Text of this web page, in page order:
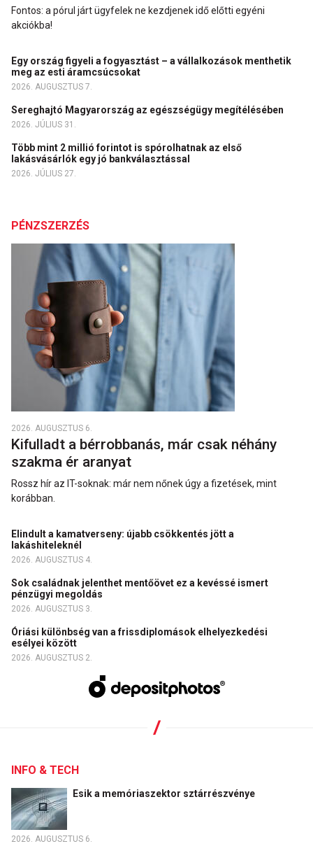
Fontos: a pórul járt ügyfelek ne kezdjenek idő előtti egyéni
akciókba!
Egy ország figyeli a fogyasztást – a vállalkozások menthetik
meg az esti áramcsúcsokat
2026. AUGUSZTUS 7.
Sereghajtó Magyarország az egészségügy megítélésében
2026. JÚLIUS 31.
Több mint 2 millió forintot is spórolhatnak az első
lakásvásárlók egy jó bankválasztással
2026. JÚLIUS 27.
PÉNZSZERZÉS
2026. AUGUSZTUS 6.
Kifulladt a bérrobbanás, már csak néhány
szakma ér aranyat
Rossz hír az IT-soknak: már nem nőnek úgy a fizetések, mint
korábban.
Elindult a kamatverseny: újabb csökkentés jött a
lakáshiteleknél
2026. AUGUSZTUS 4.
Sok családnak jelenthet mentőövet ez a kevéssé ismert
pénzügyi megoldás
2026. AUGUSZTUS 3.
Óriási különbség van a frissdiplomások elhelyezkedési
esélyei között
2026. AUGUSZTUS 2.
INFO & TECH
Esik a memóriaszektor sztárrészvénye
2026. AUGUSZTUS 6.